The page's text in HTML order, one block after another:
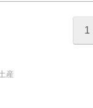
1
産